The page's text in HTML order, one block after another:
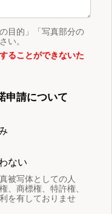
目的」「写真部分の
い。
ることができないた
申請について
ない
被写体としての人
、商標権、特許権、
を有しておりませ